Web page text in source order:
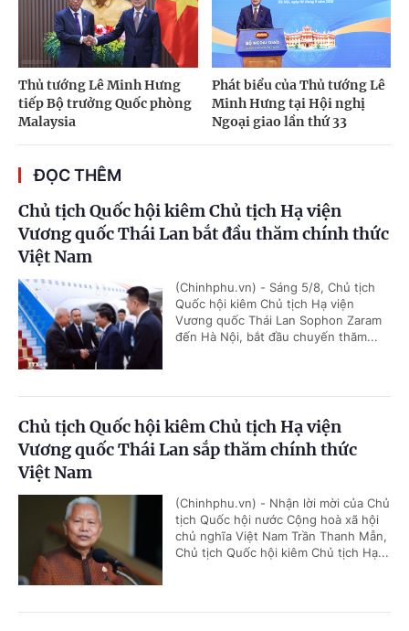
Thủ tướng Lê Minh Hưng
tiếp Bộ trưởng Quốc phòng
Malaysia
Phát biểu của Thủ tướng Lê
Minh Hưng tại Hội nghị
Ngoại giao lần thứ 33
ĐỌC THÊM
Chủ tịch Quốc hội kiêm Chủ tịch Hạ viện
Vương quốc Thái Lan bắt đầu thăm chính thức
Việt Nam
(Chinhphu.vn) - Sáng 5/8, Chủ tịch
Quốc hội kiêm Chủ tịch Hạ viện
Vương quốc Thái Lan Sophon Zaram
đến Hà Nội, bắt đầu chuyến thăm...
Chủ tịch Quốc hội kiêm Chủ tịch Hạ viện
Vương quốc Thái Lan sắp thăm chính thức
Việt Nam
(Chinhphu.vn) - Nhận lời mời của Chủ
tịch Quốc hội nước Cộng hoà xã hội
chủ nghĩa Việt Nam Trần Thanh Mẫn,
Chủ tịch Quốc hội kiêm Chủ tịch Hạ...